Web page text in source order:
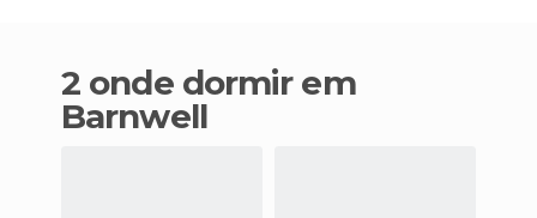
2 onde dormir em
Barnwell